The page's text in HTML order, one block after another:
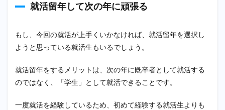
就活留年して次の年に頑張る
もし、今回の就活が上手くいかなければ、就活留年を選択し
ようと思っている就活生もいるでしょう。
就活留年をするメリットは、次の年に既卒者として就活する
のではなく、「学生」として就活できることです。
一度就活を経験しているため、初めて経験する就活生よりも